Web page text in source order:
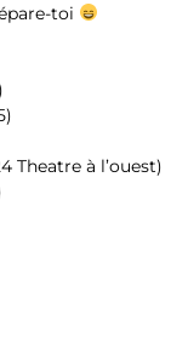
toi
Theatre à l’ouest)